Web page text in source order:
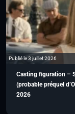
Publié le 3 juillet 2026
Casting figuration –
(probable préquel
2026